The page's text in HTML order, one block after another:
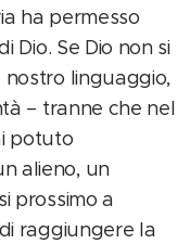
ha permesso
Dio. Se Dio non si
linguaggio,
– tranne che nel
potuto
alieno, un
prossimo a
raggiungere la